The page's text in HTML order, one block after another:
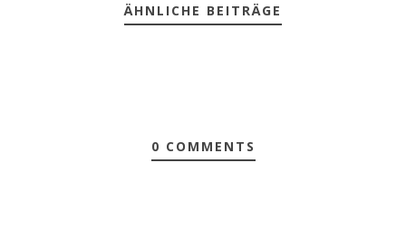
ÄHNLICHE BEITRÄGE
0 COMMENTS